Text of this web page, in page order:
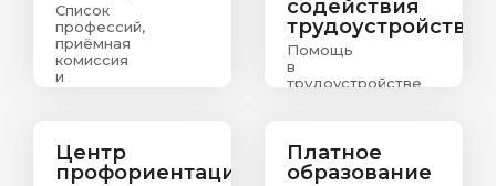
Список
профессий,
приёмная
комиссия
и
абитуриентов
содействия
трудоустройству
Помощь
в
трудоустройстве
Центр
профориентации
Платное
образование